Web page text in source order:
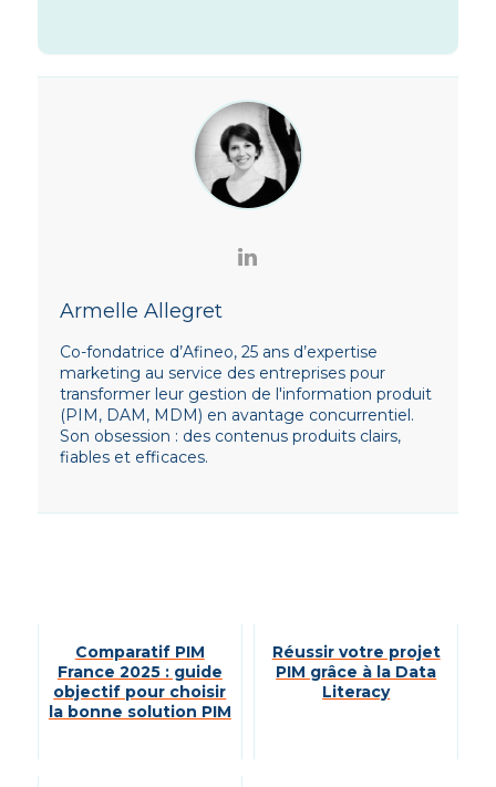
Armelle Allegret
Co-fondatrice d’Afineo, 25 ans d’expertise
marketing au service des entreprises pour
transformer leur gestion de l'information produit
(PIM, DAM, MDM) en avantage concurrentiel.
Son obsession : des contenus produits clairs,
fiables et efficaces.
Comparatif PIM
France 2025 : guide
objectif pour choisir
la bonne solution PIM
Réussir votre projet
PIM grâce à la Data
Literacy